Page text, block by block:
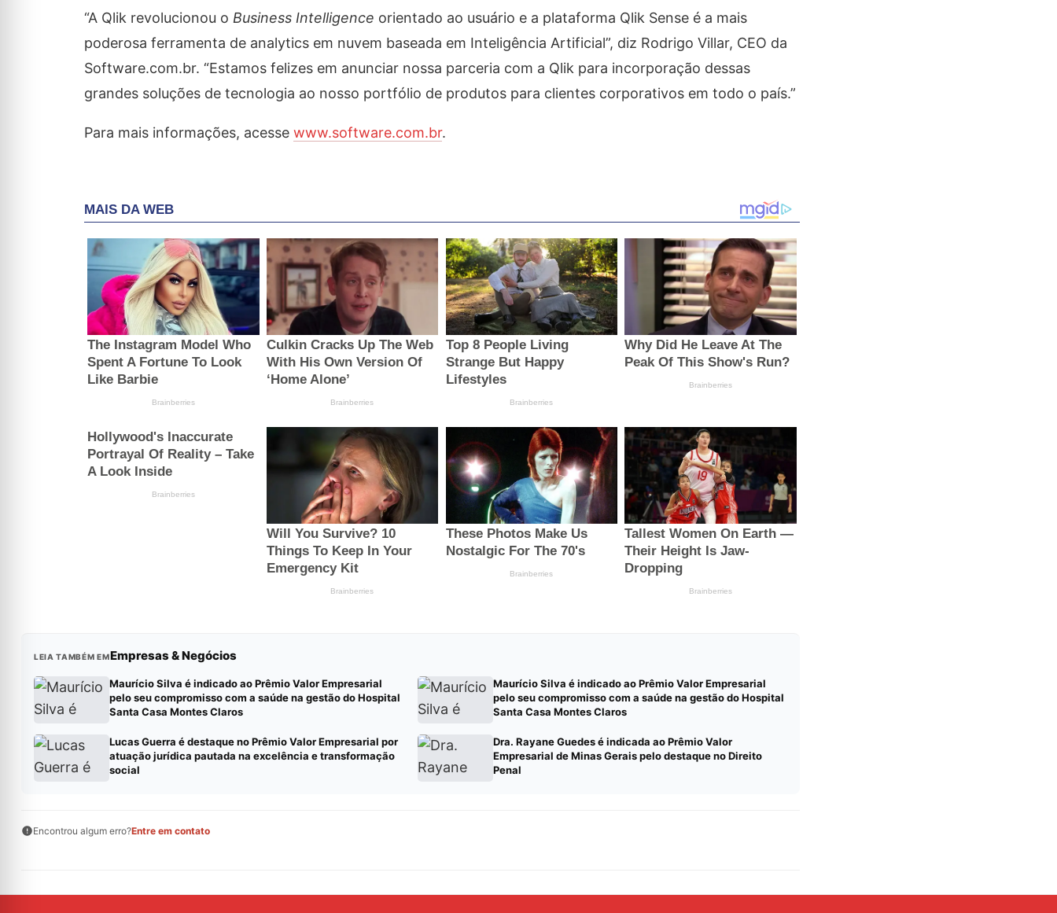
“A Qlik revolucionou o Business Intelligence orientado ao usuário e a plataforma Qlik Sense é a mais
poderosa ferramenta de analytics em nuvem baseada em Inteligência Artificial”, diz Rodrigo Villar, CEO da
Software.com.br. “Estamos felizes em anunciar nossa parceria com a Qlik para incorporação dessas
grandes soluções de tecnologia ao nosso portfólio de produtos para clientes corporativos em todo o país.”
Para mais informações, acesse www.software.com.br.
LEIA TAMBÉM EMEmpresas & Negócios
Maurício Silva é indicado ao Prêmio Valor Empresarial
pelo seu compromisso com a saúde na gestão do Hospital
Santa Casa Montes Claros
Maurício Silva é indicado ao Prêmio Valor Empresarial
pelo seu compromisso com a saúde na gestão do Hospital
Santa Casa Montes Claros
Lucas Guerra é destaque no Prêmio Valor Empresarial por
atuação jurídica pautada na excelência e transformação
social
Dra. Rayane Guedes é indicada ao Prêmio Valor
Empresarial de Minas Gerais pelo destaque no Direito
Penal
Encontrou algum erro?Entre em contato